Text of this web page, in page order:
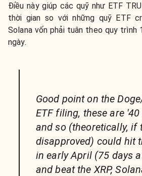
Điều này giúp các quỹ như ETF
thời gian so với những quỹ ETF
Solana vốn phải tuân theo quy trình
ngày.
Good point on the
ETF filing, these are
and so (theoretically, if
disapproved) could hit
in early April (75 days
and beat the XRP,